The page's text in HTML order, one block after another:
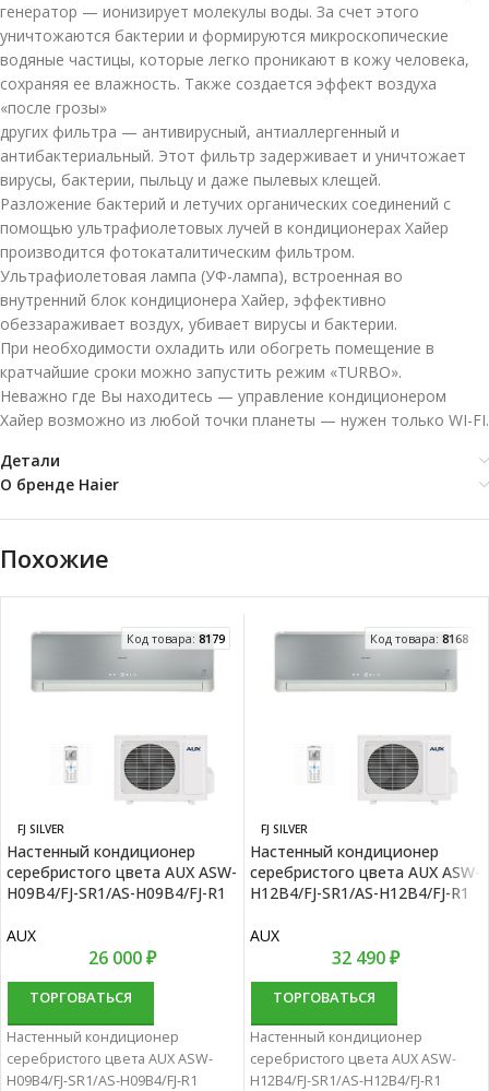
генератор — ионизирует молекулы воды. За счет этого
уничтожаются бактерии и формируются микроскопические
водяные частицы, которые легко проникают в кожу человека,
сохраняя ее влажность. Также создается эффект воздуха
«после грозы»
других фильтра — антивирусный, антиаллергенный и
антибактериальный. Этот фильтр задерживает и уничтожает
вирусы, бактерии, пыльцу и даже пылевых клещей.
Разложение бактерий и летучих органических соединений с
помощью ультрафиолетовых лучей в кондиционерах Хайер
производится фотокаталитическим фильтром.
Ультрафиолетовая лампа (УФ-лампа), встроенная во
внутренний блок кондиционера Хайер, эффективно
обеззараживает воздух, убивает вирусы и бактерии.
При необходимости охладить или обогреть помещение в
кратчайшие сроки можно запустить режим «TURBO».
Неважно где Вы находитесь — управление кондиционером
Хайер возможно из любой точки планеты — нужен только WI-FI.
Детали
О бренде Haier
Похожие
Код товара: 8179
FJ SILVER
Настенный кондиционер
серебристого цвета AUX ASW-
H09B4/FJ-SR1/AS-H09B4/FJ-R1
AUX
26 000₽
ТОРГОВАТЬСЯ
Настенный кондиционер
серебристого цвета AUX ASW-
H09B4/FJ-SR1/AS-H09B4/FJ-R1
Код товара: 8168
FJ SILVER
Настенный кондиционер
серебристого цвета AUX ASW-
H12B4/FJ-SR1/AS-H12B4/FJ-R1
AUX
32 490₽
ТОРГОВАТЬСЯ
Настенный кондиционер
серебристого цвета AUX ASW-
H12B4/FJ-SR1/AS-H12B4/FJ-R1